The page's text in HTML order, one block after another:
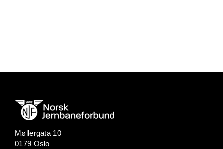
Møllergata 10
0179 Oslo